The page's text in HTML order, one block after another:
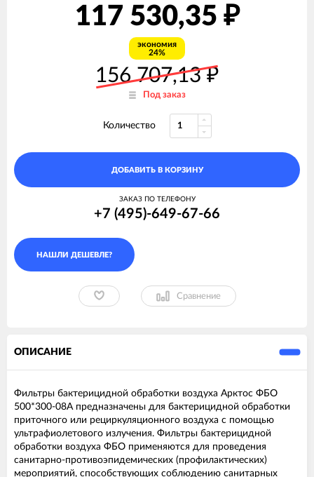
117 530,35 ₽
экономия
24%
156 707,13₽
Под заказ
Количество
ДОБАВИТЬ В КОРЗИНУ
ЗАКАЗ ПО ТЕЛЕФОНУ
+7 (495)-649-67-66
Сравнение
ОПИСАНИЕ
Фильтры бактерицидной обработки воздуха Арктос ФБО
500*300-08А предназначены для бактерицидной обработки
приточного или рециркуляционного воздуха с помощью
ультрафиолетового излучения. Фильтры бактерицидной
обработки воздуха ФБО применяются для проведения
санитарно-противоэпидемических (профилактических)
мероприятий, способствующих соблюдению санитарных